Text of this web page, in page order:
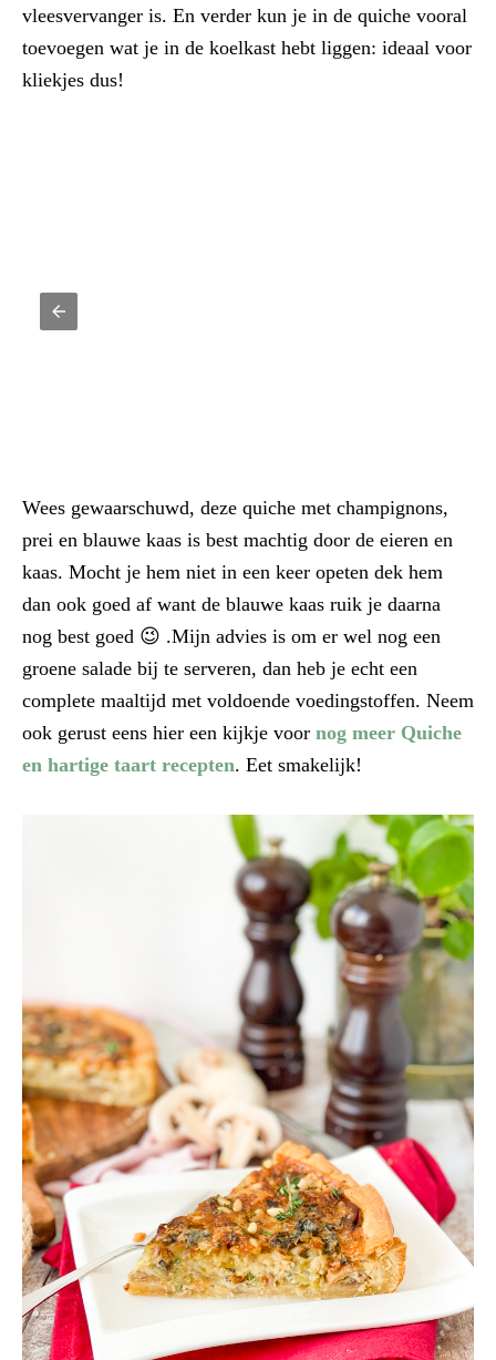
vleesvervanger is. En verder kun je in de quiche vooral
toevoegen wat je in de koelkast hebt liggen: ideaal voor
kliekjes dus!
Wees gewaarschuwd, deze quiche met champignons,
prei en blauwe kaas is best machtig door de eieren en
kaas. Mocht je hem niet in een keer opeten dek hem
dan ook goed af want de blauwe kaas ruik je daarna
nog best goed 😉 .Mijn advies is om er wel nog een
groene salade bij te serveren, dan heb je echt een
complete maaltijd met voldoende voedingstoffen. Neem
ook gerust eens hier een kijkje voor nog meer Quiche
en hartige taart recepten. Eet smakelijk!